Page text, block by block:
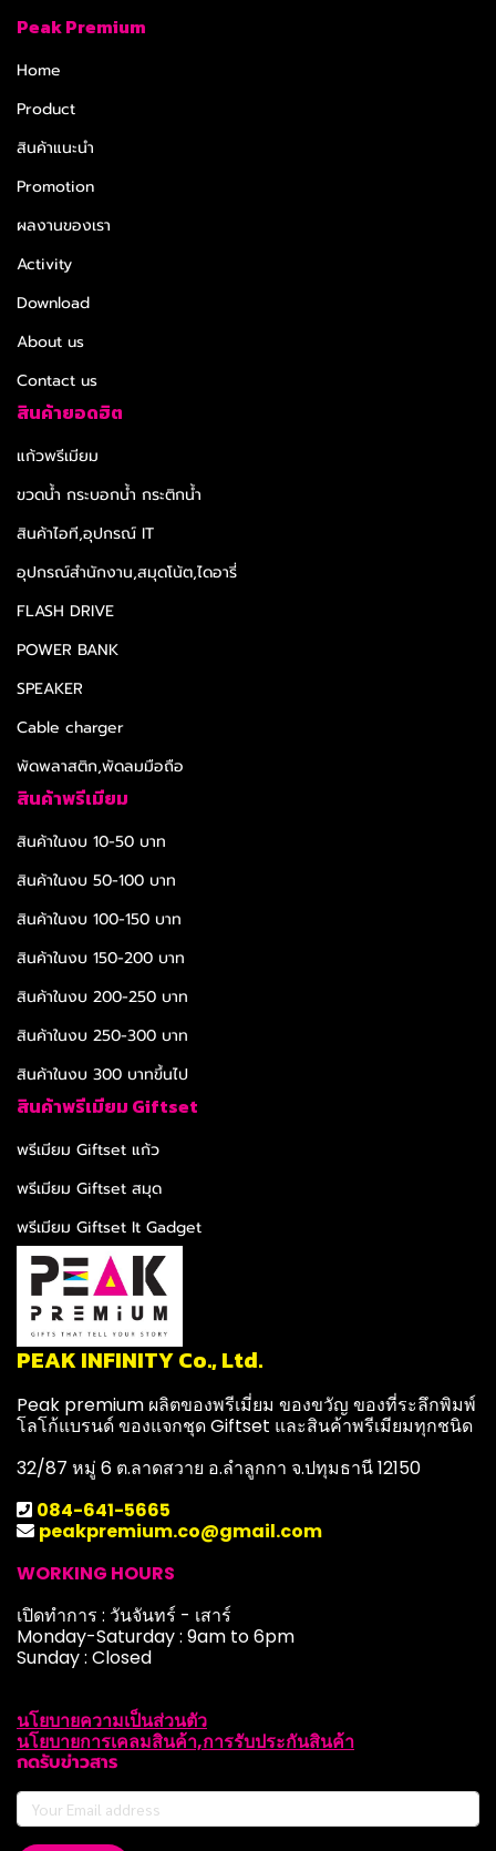
Peak Premium
Home
Product
สินค้าแนะนำ
Promotion
ผลงานของเรา
Activity
Download
About us
Contact us
สินค้ายอดฮิต
แก้วพรีเมียม
ขวดน้ำ กระบอกน้ำ กระติกน้ำ
สินค้าไอที,อุปกรณ์ IT
อุปกรณ์สำนักงาน,สมุดโน้ต,ไดอารี่
FLASH DRIVE
POWER BANK
SPEAKER
Cable charger
พัดพลาสติก,พัดลมมือถือ
สินค้าพรีเมียม
สินค้าในงบ 10-50 บาท
สินค้าในงบ 50-100 บาท
สินค้าในงบ 100-150 บาท
สินค้าในงบ 150-200 บาท
สินค้าในงบ 200-250 บาท
สินค้าในงบ 250-300 บาท
สินค้าในงบ 300 บาทขึ้นไป
สินค้าพรีเมียม Giftset
พรีเมียม Giftset แก้ว
พรีเมียม Giftset สมุด
พรีเมียม Giftset It Gadget
PEAK INFINITY Co., Ltd.
Peak premium ผลิตของพรีเมี่ยม ของขวัญ ของที่ระลึกพิมพ์
โลโก้แบรนด์ ของแจกชุด Giftset และสินค้าพรีเมียมทุกชนิด
32/87 หมู่ 6 ต.ลาดสวาย อ.ลำลูกกา จ.ปทุมธานี 12150
084-641-5665
peakpremium.co@gmail.com
WORKING HOURS
เปิดทำการ : วันจันทร์ - เสาร์
Monday-Saturday : 9am to 6pm
Sunday : Closed
นโยบายความเป็นส่วนตัว
นโยบายการเคลมสินค้า,การรับประกันสินค้า
กดรับข่าวสาร